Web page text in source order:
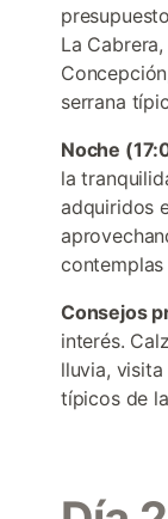
La
serrana
Noche
la
adquiridos
Consejos
interés.
lluvia,
típicos de